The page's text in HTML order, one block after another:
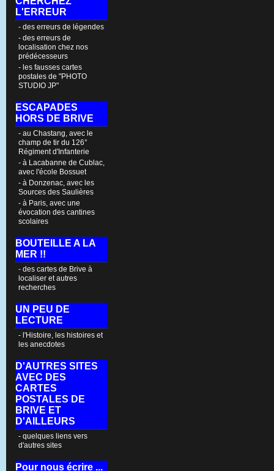
L'ERREUR
- des erreurs de légendes
- des erreurs de
localisation chez nos
prédécesseurs
- les fausses cartes
postales de "PHOTO
STUDIO JP"
ESCAPADES
HORS DE BRIVE
- au Chastang, avec le
champ de tir du 126°
Régiment d'Infanterie
- à Lacabanne de Cublac,
avec l'école Bossuet
- à Donzenac, avec les
Sources des Saulières
- à Paris, avec une
évocation des cantines
scolaires
BOUTEILLE A LA
MER !!
- des cartes de Brive à
localiser et autres
recherches
UN PEU DE
LECTURE
- l'Histoire, les histoires et
les anecdotes
D'AUTRES SITES
AVEC DES
CARTES
POSTALES DE
BRIVE ET
D'AILLEURS
- quelques liens vers
d'autres sites
Pour nous écrire ...